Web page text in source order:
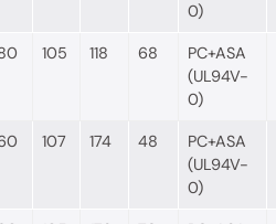
0)
105 118 68
PC+ASA
(UL94V-
0)
107 174 48
PC+ASA
(UL94V-
0)